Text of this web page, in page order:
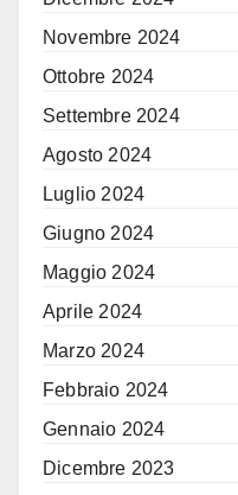
Novembre 2024
Ottobre 2024
Settembre 2024
Agosto 2024
Luglio 2024
Giugno 2024
Maggio 2024
Aprile 2024
Marzo 2024
Febbraio 2024
Gennaio 2024
Dicembre 2023